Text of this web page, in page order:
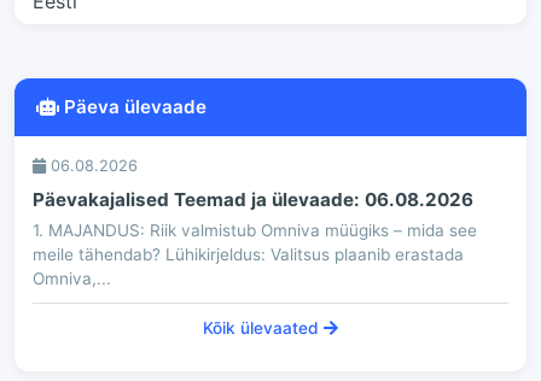
Päeva ülevaade
06.08.2026
Päevakajalised Teemad ja ülevaade: 06.08.2026
1. MAJANDUS: Riik valmistub Omniva müügiks – mida see
meile tähendab? Lühikirjeldus: Valitsus plaanib erastada
Omniva,...
Kõik ülevaated